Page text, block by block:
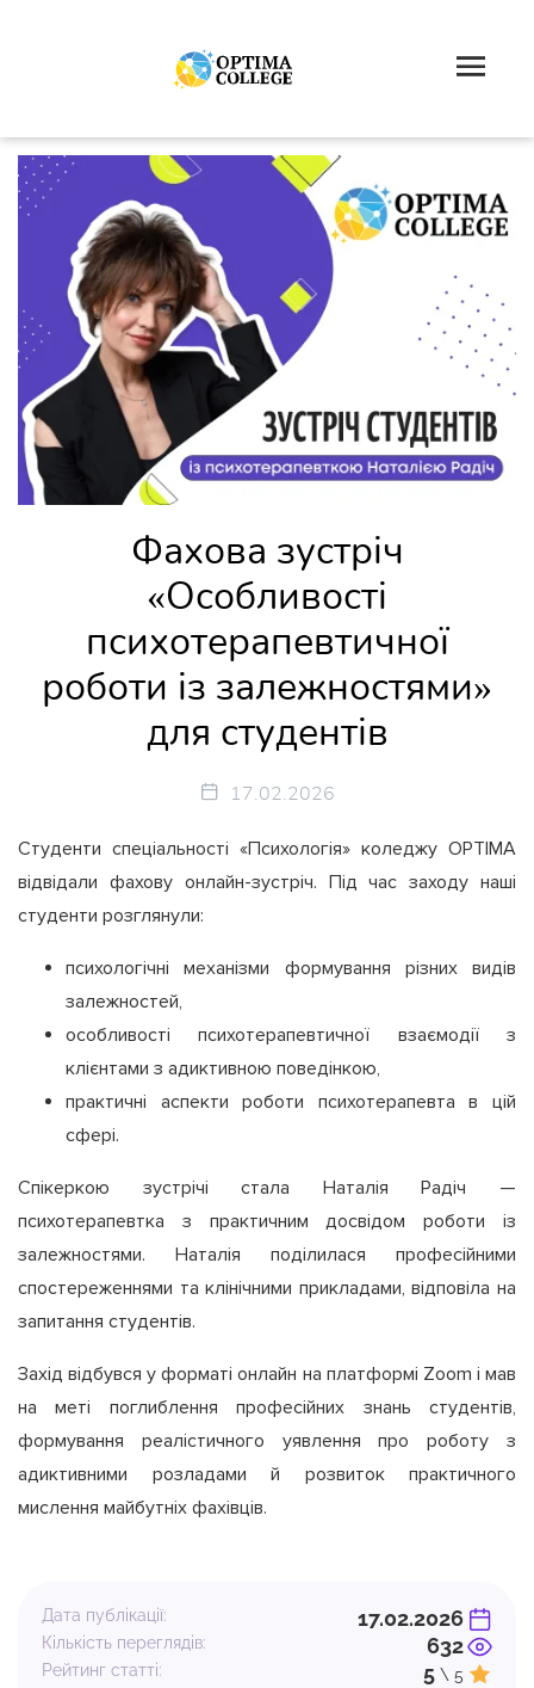
Фахова зустріч
«Особливості
психотерапевтичної
роботи із залежностями»
для студентів
17.02.2026
Студенти спеціальності «Психологія» коледжу OPTIMA
відвідали фахову онлайн-зустріч. Під час заходу наші
студенти розглянули:
психологічні механізми формування різних видів
залежностей,
особливості психотерапевтичної взаємодії з
клієнтами з адиктивною поведінкою,
практичні аспекти роботи психотерапевта в цій
сфері.
Спікеркою зустрічі стала Наталія Радіч —
психотерапевтка з практичним досвідом роботи із
залежностями. Наталія поділилася професійними
спостереженнями та клінічними прикладами, відповіла на
запитання студентів.
Захід відбувся у форматі онлайн на платформі Zoom і мав
на меті поглиблення професійних знань студентів,
формування реалістичного уявлення про роботу з
адиктивними розладами й розвиток практичного
мислення майбутніх фахівців.
Дата публікації: 17.02.2026
Кількість переглядів: 632
Рейтинг статті: 5 \ 5